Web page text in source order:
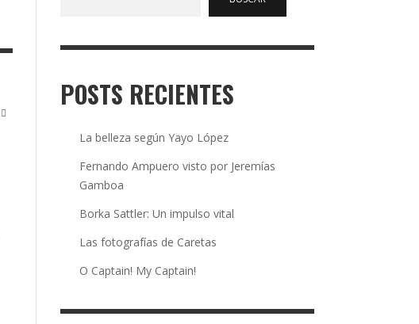
POSTS RECIENTES
La belleza según Yayo López
Fernando Ampuero visto por Jeremías
Gamboa
Borka Sattler: Un impulso vital
Las fotografías de Caretas
O Captain! My Captain!